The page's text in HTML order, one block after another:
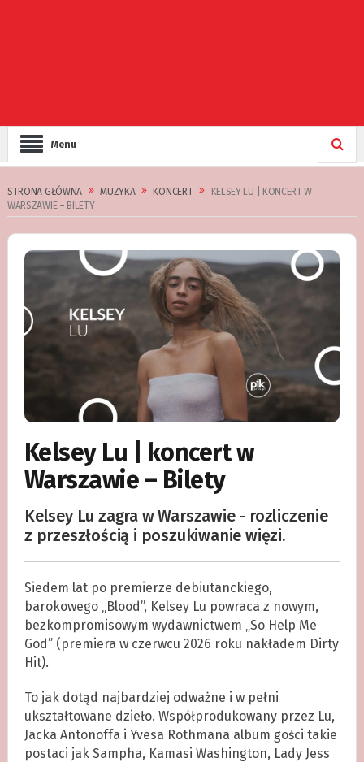
Menu
STRONA GŁÓWNA MUZYKA KONCERT
KELSEY LU | KONCERT W
WARSZAWIE – BILETY
Kelsey Lu | koncert w
Warszawie – Bilety
Kelsey Lu zagra w Warszawie - rozliczenie
z przeszłością i poszukiwanie więzi.
Siedem lat po premierze debiutanckiego,
barokowego „Blood”, Kelsey Lu powraca z nowym,
bezkompromisowym wydawnictwem „So Help Me
God” (premiera w czerwcu 2026 roku nakładem Dirty
Hit).
To jak dotąd najbardziej odważne i w pełni
ukształtowane dzieło. Współprodukowany przez Lu,
Jacka Antonoffa i Yvesa Rothmana album gości takie
postaci jak Sampha, Kamasi Washington, Lady Jess